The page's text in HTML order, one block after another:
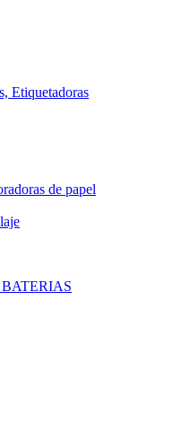
Etiquetadoras
de papel